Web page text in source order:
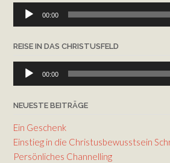
Audio-
Player
00:00
REISE IN DAS CHRISTUSFELD
Audio-
Player
00:00
NEUESTE BEITRÄGE
Ein Geschenk
Einstieg in die Christusbewusstsein
Persönliches Channelling